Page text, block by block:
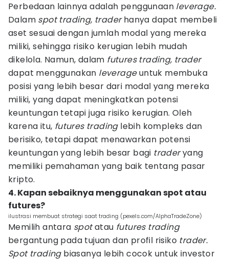
Perbedaan lainnya adalah penggunaan leverage.
Dalam spot trading, traderhanya dapat membeli
aset sesuai dengan jumlah modal yang mereka
miliki, sehingga risiko kerugian lebih mudah
dikelola. Namun, dalam futures trading, trader
dapat menggunakan leverageuntuk membuka
posisi yang lebih besar dari modal yang mereka
miliki, yang dapat meningkatkan potensi
keuntungan tetapi juga risiko kerugian. Oleh
karena itu, futures tradinglebih kompleks dan
berisiko, tetapi dapat menawarkan potensi
keuntungan yang lebih besar bagi traderyang
memiliki pemahaman yang baik tentang pasar
kripto.
4. Kapan sebaiknya menggunakan spot atau
futures?
ilustrasi membuat strategi saat trading (pexels.com/AlphaTradeZone)
Memilih antara spotatau futures trading
bergantung pada tujuan dan profil risiko trader.
Spot tradingbiasanya lebih cocok untuk investor